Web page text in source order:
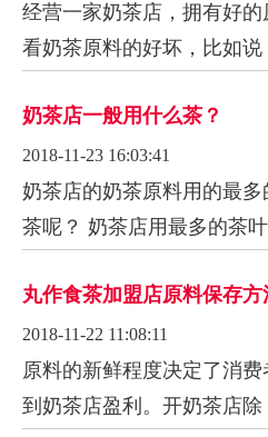
经营一家奶茶店，拥有好
看奶茶原料的好坏，比如说
奶茶店一般用什么茶？
2018-11-23 16:03:41
奶茶店的奶茶原料用的最
茶呢？ 奶茶店用最多的茶叶
丸作食茶加盟店原料保存方
2018-11-22 11:08:11
原料的新鲜程度决定了消
到奶茶店盈利。开奶茶店除